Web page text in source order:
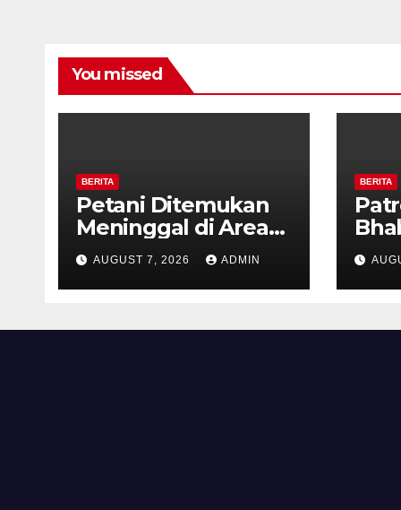
You missed
BERITA
Petani Ditemukan
Meninggal di Area
Persawahan
Kalibeji, Polisi
Pastikan Tidak Ada
AUGUST 7, 2026 ADMIN
BERITA
dan